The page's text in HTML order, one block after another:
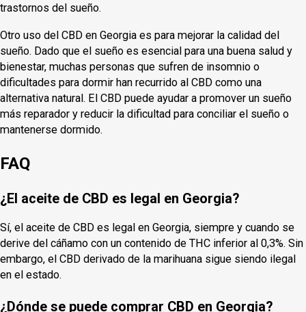
trastornos del sueño.
Otro uso del CBD en Georgia es para mejorar la calidad del
sueño. Dado que el sueño es esencial para una buena salud y
bienestar, muchas personas que sufren de insomnio o
dificultades para dormir han recurrido al CBD como una
alternativa natural. El CBD puede ayudar a promover un sueño
más reparador y reducir la dificultad para conciliar el sueño o
mantenerse dormido.
FAQ
¿El aceite de CBD es legal en Georgia?
Sí, el aceite de CBD es legal en Georgia, siempre y cuando se
derive del cáñamo con un contenido de THC inferior al 0,3%. Sin
embargo, el CBD derivado de la marihuana sigue siendo ilegal
en el estado.
¿Dónde se puede comprar CBD en Georgia?